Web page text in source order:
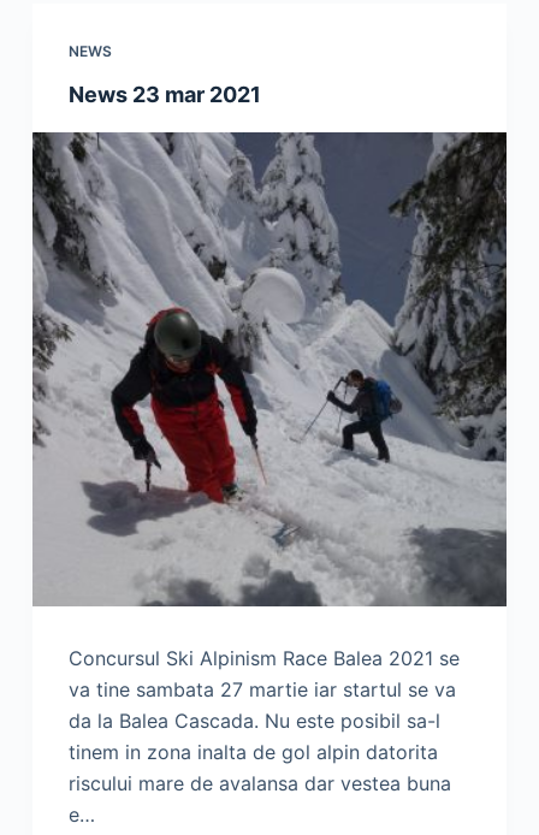
NEWS
News 23 mar 2021
Concursul Ski Alpinism Race Balea 2021 se
va tine sambata 27 martie iar startul se va
da la Balea Cascada. Nu este posibil sa-l
tinem in zona inalta de gol alpin datorita
riscului mare de avalansa dar vestea buna
e…